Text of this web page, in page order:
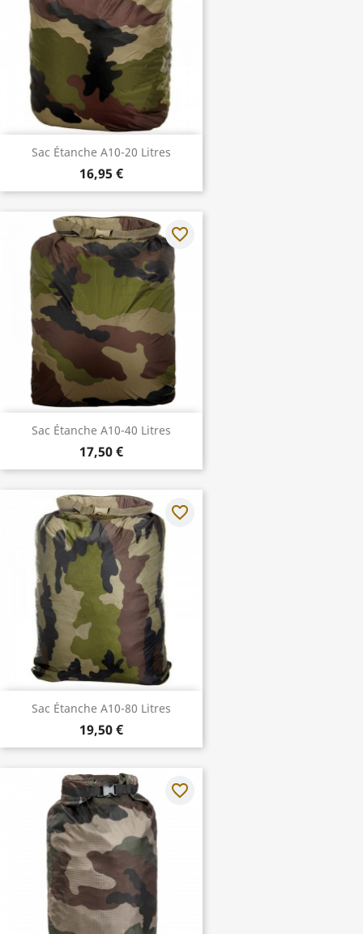
Sac Étanche A10-20 Litres
16,95 €
Sac Étanche A10-40 Litres
17,50 €
favorite_border
Sac Étanche A10-80 Litres
19,50 €
favorite_border
favorite_border